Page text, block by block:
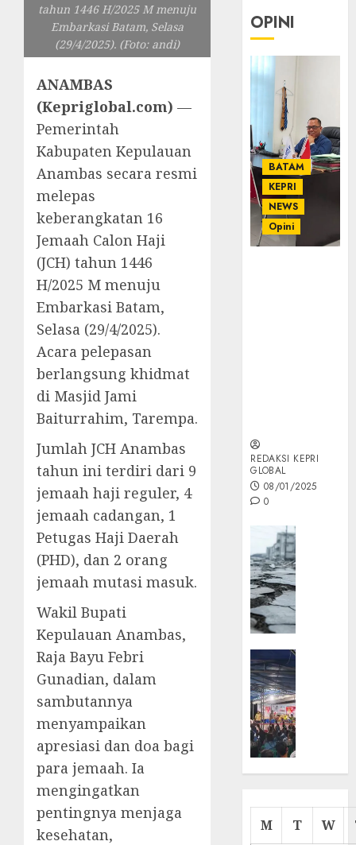
tahun 1446 H/2025 M menuju
Embarkasi Batam, Selasa
(29/4/2025). (Foto: andi)
ANAMBAS
(Kepriglobal.com) —
Pemerintah
Kabupaten Kepulauan
Anambas secara resmi
melepas
keberangkatan 16
Jemaah Calon Haji
(JCH) tahun 1446
H/2025 M menuju
Embarkasi Batam,
Selasa (29/4/2025).
Acara pelepasan
berlangsung khidmat
di Masjid Jami
Baiturrahim, Tarempa.
Jumlah JCH Anambas
tahun ini terdiri dari 9
jemaah haji reguler, 4
jemaah cadangan, 1
Petugas Haji Daerah
(PHD), dan 2 orang
jemaah mutasi masuk.
Wakil Bupati
Kepulauan Anambas,
Raja Bayu Febri
Gunadian, dalam
sambutannya
menyampaikan
apresiasi dan doa bagi
para jemaah. Ia
mengingatkan
pentingnya menjaga
kesehatan,
OPINI
BATAM
KEPRI
NEWS
Opini
REDAKSI KEPRI
GLOBAL
08/01/2025
0
Cermin
M T W